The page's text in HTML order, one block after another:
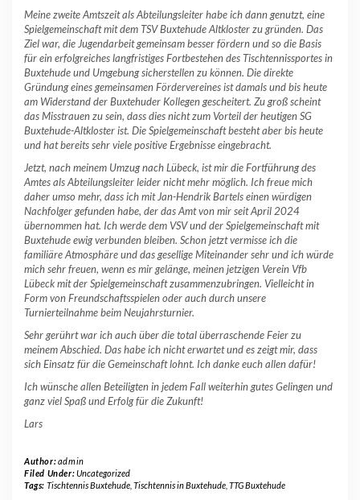
Meine zweite Amtszeit als Abteilungsleiter habe ich dann genutzt, eine
Spielgemeinschaft mit dem TSV Buxtehude Altkloster zu gründen. Das
Ziel war, die Jugendarbeit gemeinsam besser fördern und so die Basis
für ein erfolgreiches langfristiges Fortbestehen des Tischtennissportes in
Buxtehude und Umgebung sicherstellen zu können. Die direkte
Gründung eines gemeinsamen Fördervereines ist damals und bis heute
am Widerstand der Buxtehuder Kollegen gescheitert. Zu groß scheint
das Misstrauen zu sein, dass dies nicht zum Vorteil der heutigen SG
Buxtehude-Altkloster ist. Die Spielgemeinschaft besteht aber bis heute
und hat bereits sehr viele positive Ergebnisse eingebracht.
Jetzt, nach meinem Umzug nach Lübeck, ist mir die Fortführung des
Amtes als Abteilungsleiter leider nicht mehr möglich. Ich freue mich
daher umso mehr, dass ich mit Jan-Hendrik Bartels einen würdigen
Nachfolger gefunden habe, der das Amt von mir seit April 2024
übernommen hat. Ich werde dem VSV und der Spielgemeinschaft mit
Buxtehude ewig verbunden bleiben. Schon jetzt vermisse ich die
familiäre Atmosphäre und das gesellige Miteinander sehr und ich würde
mich sehr freuen, wenn es mir gelänge, meinen jetzigen Verein Vfb
Lübeck mit der Spielgemeinschaft zusammenzubringen. Vielleicht in
Form von Freundschaftsspielen oder auch durch unsere
Turnierteilnahme beim Neujahrsturnier.
Sehr gerührt war ich auch über die total überraschende Feier zu
meinem Abschied. Das habe ich nicht erwartet und es zeigt mir, dass
sich Einsatz für die Gemeinschaft lohnt. Ich danke euch allen dafür!
Ich wünsche allen Beteiligten in jedem Fall weiterhin gutes Gelingen und
ganz viel Spaß und Erfolg für die Zukunft!
Lars
Author:admin
Filed Under:Uncategorized
Tags: Tischtennis Buxtehude, Tischtennis in Buxtehude, TTG Buxtehude